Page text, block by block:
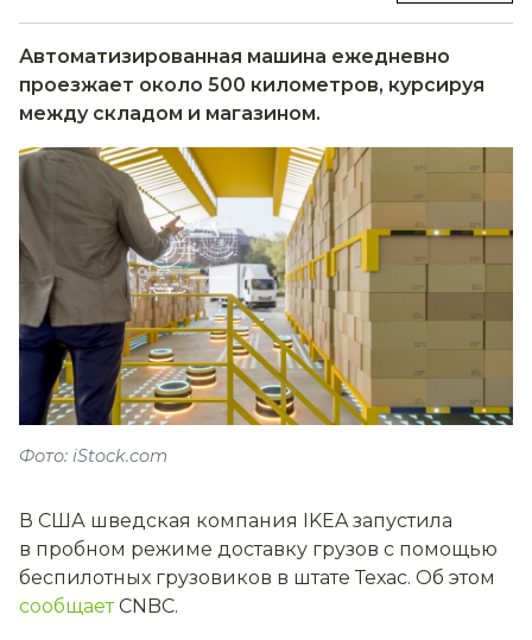
Автоматизированная машина ежедневно
проезжает около 500 километров, курсируя
между складом и магазином.
Фото: iStock.com
В США шведская компания IKEA запустила
в пробном режиме доставку грузов с помощью
беспилотных грузовиков в штате Техас. Об этом
сообщаетCNBC.